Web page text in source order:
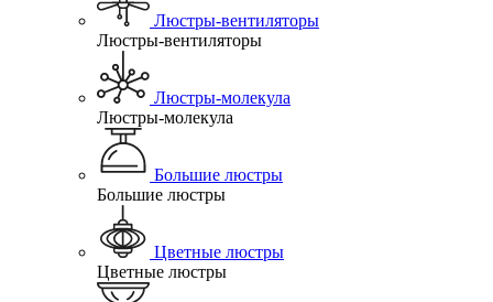
Люстры-вентиляторы
Люстры-вентиляторы
Люстры-молекула
Люстры-молекула
Большие люстры
Большие люстры
Цветные люстры
Цветные люстры